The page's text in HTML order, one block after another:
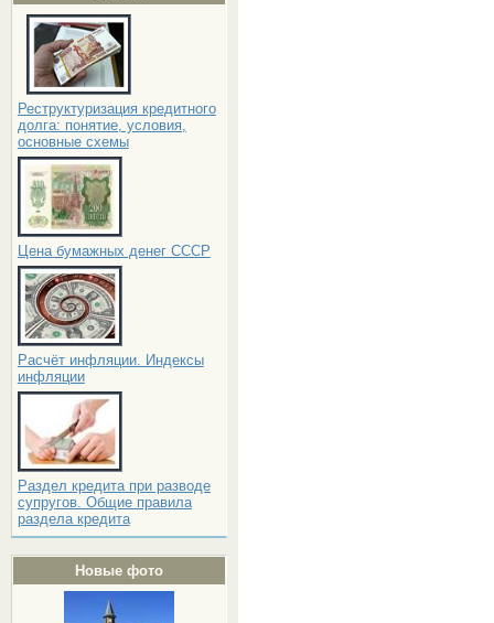
Реструктуризация кредитного
долга: понятие, условия,
основные схемы
Цена бумажных денег СССР
Расчёт инфляции. Индексы
инфляции
Раздел кредита при разводе
супругов. Общие правила
раздела кредита
Новые фото